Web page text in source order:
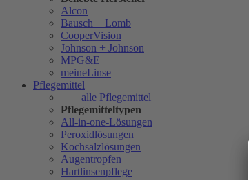
Alcon
Bausch + Lomb
CooperVision
Johnson + Johnson
MPG&E
meineLinse
Pflegemittel
alle Pflegemittel
Pflegemitteltypen
All-in-one-Lösungen
Peroxidlösungen
Kochsalzlösungen
Augentropfen
Hartlinsenpflege